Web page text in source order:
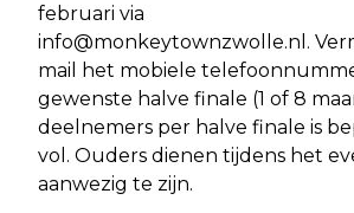
februari via
info@monkeytownzwolle.nl .
mail het mobiele
gewenste halve finale (1 of 8
deelnemers per halve finale is
vol. Ouders dienen tijdens het
aanwezig te zijn.